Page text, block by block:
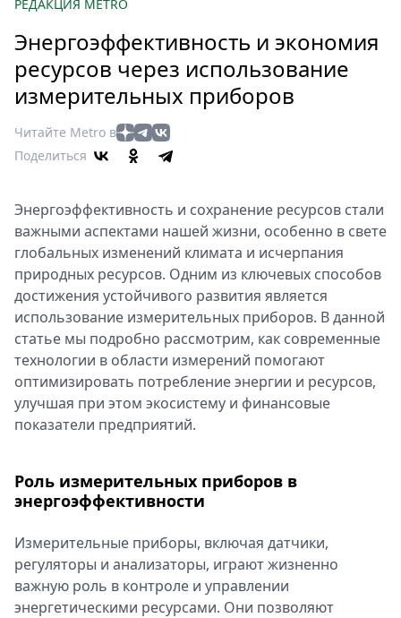
Мир
Здоровье
Еда
Туризм
Мода
Кино
Афиша
Книги
Выставки
Пресс-
релизы
О
Metro
Стримы
Спецпроекты
2026
Скачай
РЕДАКЦИЯ METRO
Энергоэффективность и экономия
ресурсов через использование
измерительных приборов
Читайте Metro в
Поделиться
Энергоэффективность и сохранение ресурсов стали
важными аспектами нашей жизни, особенно в свете
глобальных изменений климата и исчерпания
природных ресурсов. Одним из ключевых способов
достижения устойчивого развития является
использование измерительных приборов. В данной
статье мы подробно рассмотрим, как современные
технологии в области измерений помогают
оптимизировать потребление энергии и ресурсов,
улучшая при этом экосистему и финансовые
показатели предприятий.
Роль измерительных приборов в
энергоэффективности
Измерительные приборы, включая датчики,
регуляторы и анализаторы, играют жизненно
важную роль в контроле и управлении
энергетическими ресурсами. Они позволяют